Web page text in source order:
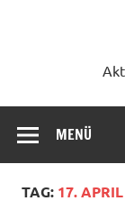
MENÜ
TAG: 17.